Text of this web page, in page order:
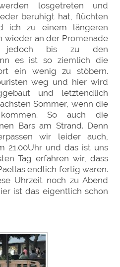
losgetreten und
beruhigt hat, flüchten
ich zu einem längeren
wieder an der Promenade
bis zu den
es ist so ziemlich die
ein wenig zu stöbern.
weg und hier wird
und letztendlich
Sommer, wenn die
kommen. So auch die
Bars am Strand. Denn
wir leider auch,
21.00Uhr und das ist uns
Tag erfahren wir, dass
endlich fertig waren.
Uhrzeit noch zu Abend
ist das eigentlich schon